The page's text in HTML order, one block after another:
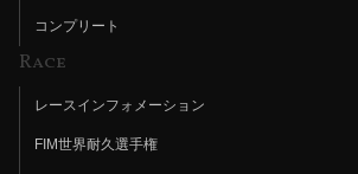
コンプリート
Race
レースインフォメーション
FIM世界耐久選手権